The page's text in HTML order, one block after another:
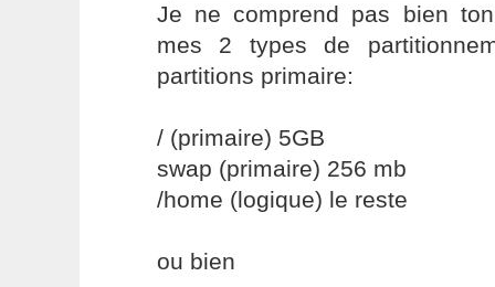
Je ne comprend pas bien
mes 2 types de
partitions primaire:
/ (primaire) 5GB
swap (primaire) 256 mb
/home (logique) le reste
ou bien